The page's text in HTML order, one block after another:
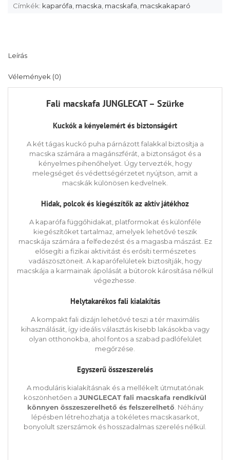
Címkék: kaparófa macska macskafa macskakaparó
Leírás
Vélemények (0)
Fali macskafa JUNGLECAT – Szürke
Kuckók a kényelemért és biztonságért
A két tágas kuckó puha párnázott falakkal biztosítja a
macska számára a magánszférát, a biztonságot és a
kényelmes pihenőhelyet. Úgy tervezték, hogy
melegséget és védettségérzetet nyújtson, amit a
macskák különösen kedvelnek.
Hidak, polcok és kiegészítők az aktív játékhoz
A kaparófa függőhidakat, platformokat és különféle
kiegészítőket tartalmaz, amelyek lehetővé teszik
macskája számára a felfedezést és a magasba mászást. Ez
elősegíti a fizikai aktivitást és erősíti természetes
vadászösztöneit. A kaparófelületek biztosítják, hogy
macskája a karmainak ápolását a bútorok károsítása nélkül
végezhesse.
Helytakarékos fali kialakítás
A kompakt fali dizájn lehetővé teszi a tér maximális
kihasználását, így ideális választás kisebb lakásokba vagy
olyan otthonokba, ahol fontos a szabad padlófelület
megőrzése.
Egyszerű összeszerelés
A moduláris kialakításnak és a mellékelt útmutatónak
köszönhetően a JUNGLECAT fali macskafa rendkívül
könnyen összeszerelhető és felszerelhető. Néhány
lépésben létrehozhatja a tökéletes macskasarkot,
bonyolult szerszámok és hosszadalmas szerelés nélkül.